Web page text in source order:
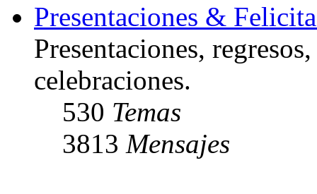
Presentaciones &
Presentaciones,
celebraciones.
530 Temas
3813 Mensajes